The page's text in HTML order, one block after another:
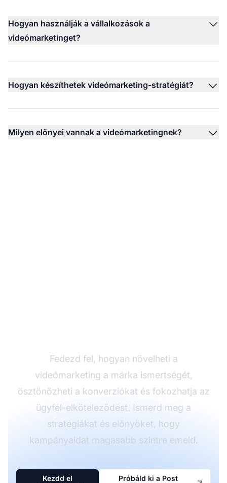
Hogyan használják a vállalkozások a
videómarketinget?
Hogyan készíthetek videómarketing-stratégiát?
Milyen előnyei vannak a videómarketingnek?
Fedezd fel, hogyan növelheti a
videómarketing a márka ismertségét,
ösztönözheti a konverziókat és fokozhatja az
ügyfél-elköteleződést. Ismerd meg a
stratégiákat és előnyöket, hogy
kampányaidat magasabb szintre emeld.
Kezdd el
Próbáld ki a Post